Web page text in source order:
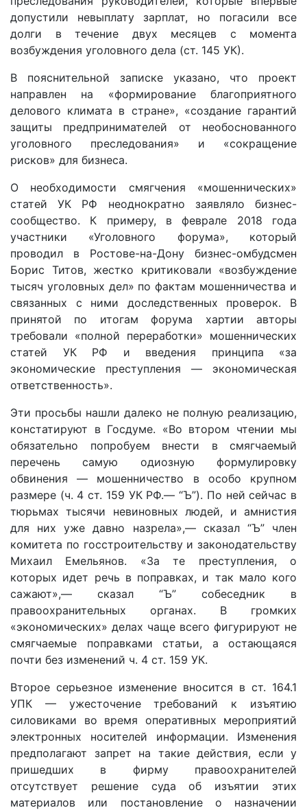
допустили невыплату зарплат, но погасили все
долги в течение двух месяцев с момента
возбуждения уголовного дела (ст. 145 УК).
В пояснительной записке указано, что проект
направлен на «формирование благоприятного
делового климата в стране», «создание гарантий
защиты предпринимателей от необоснованного
уголовного преследования» и «сокращение
рисков» для бизнеса.
О необходимости смягчения «мошеннических»
статей УК РФ неоднократно заявляло бизнес-
сообщество. К примеру, в феврале 2018 года
участники «Уголовного форума», который
проводил в Ростове-на-Дону бизнес-омбудсмен
Борис Титов, жестко критиковали «возбуждение
тысяч уголовных дел» по фактам мошенничества и
связанных с ними доследственных проверок. В
принятой по итогам форума хартии авторы
требовали «полной переработки» мошеннических
статей УК РФ и введения принципа «за
экономические преступления — экономическая
ответственность».
Эти просьбы нашли далеко не полную реализацию,
констатируют в Госдуме. «Во втором чтении мы
обязательно попробуем внести в смягчаемый
перечень самую одиозную формулировку
обвинения — мошенничество в особо крупном
размере (ч. 4 ст. 159 УК РФ.— “Ъ”). По ней сейчас в
тюрьмах тысячи невиновных людей, и амнистия
для них уже давно назрела»,— сказал “Ъ” член
комитета по госстроительству и законодательству
Михаил Емельянов. «За те преступления, о
которых идет речь в поправках, и так мало кого
сажают»,— сказал “Ъ” собеседник в
правоохранительных органах. В громких
«экономических» делах чаще всего фигурируют не
смягчаемые поправками статьи, а остающаяся
почти без изменений ч. 4 ст. 159 УК.
Второе серьезное изменение вносится в ст. 164.1
УПК — ужесточение требований к изъятию
силовиками во время оперативных мероприятий
электронных носителей информации. Изменения
предполагают запрет на такие действия, если у
пришедших в фирму правоохранителей
отсутствует решение суда об изъятии этих
материалов или постановление о назначении